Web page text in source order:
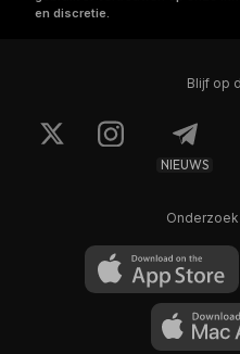
en discretie.
Blijf op
NIEUWS